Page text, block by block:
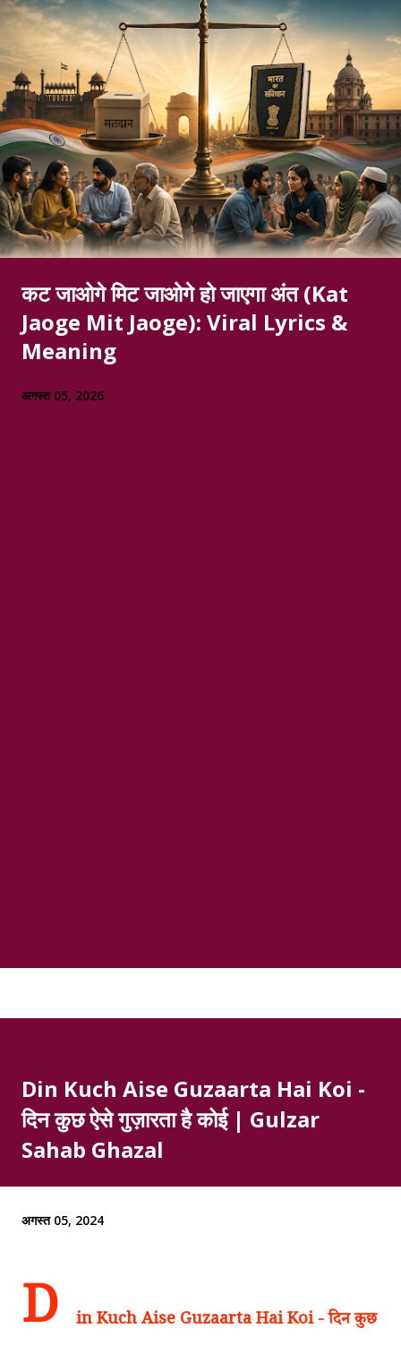
कट जाओगे मिट जाओगे हो जाएगा अंत (Kat
Jaoge Mit Jaoge): Viral Lyrics &
Meaning
अगस्त 05, 2026
Din Kuch Aise Guzaarta Hai Koi -
दिन कुछ ऐसे गुज़ारता है कोई | Gulzar
Sahab Ghazal
अगस्त 05, 2024
D
in Kuch Aise Guzaarta Hai Koi - दिन कुछ